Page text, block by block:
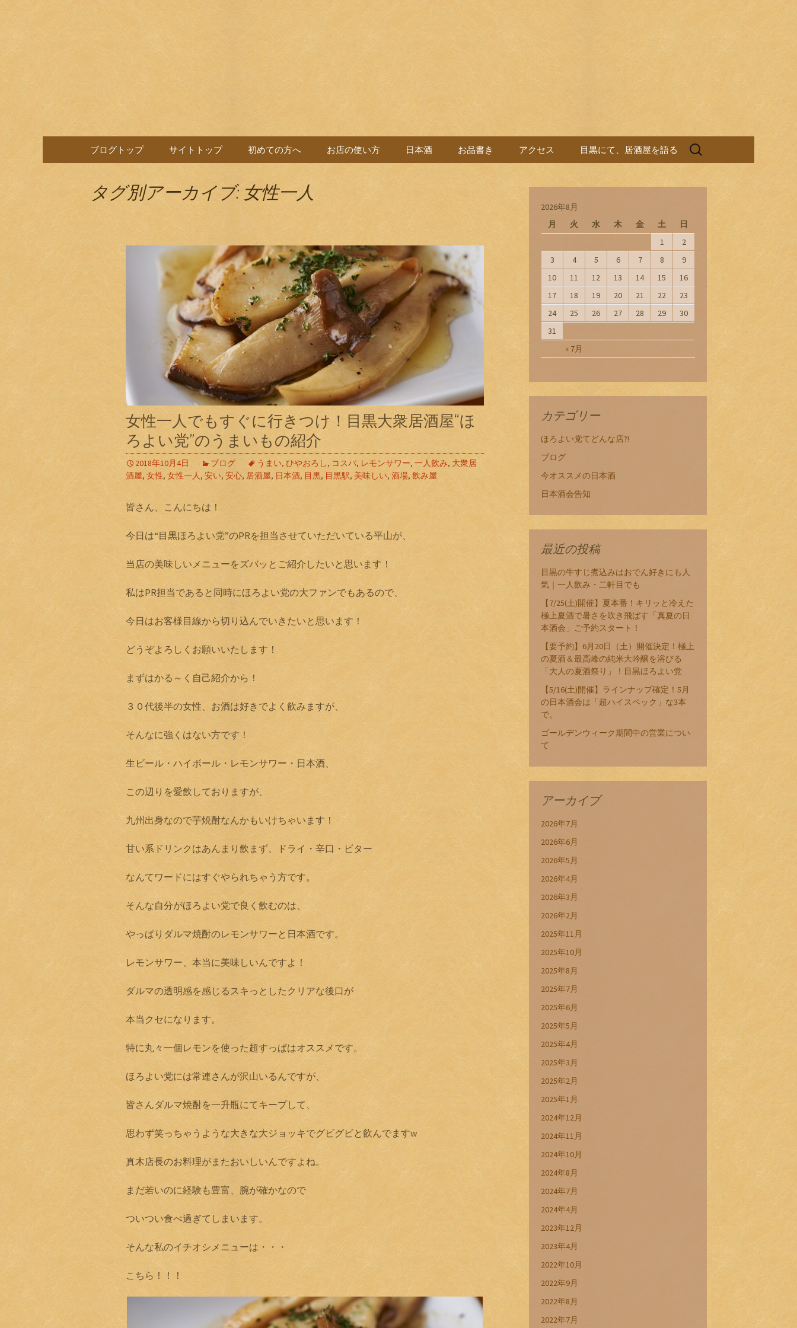
目黒ほろよい党
コンテンツへ移動
ブログトップ サイトトップ 初めての方へ お店の使い方 日本酒 お品書き アクセス 目黒にて、居酒屋を語る
検
タグ別アーカイブ: 女性一人
女性一人でもすぐに行きつけ！目黒大衆居酒屋“ほ
ろよい党”のうまいもの紹介
2018年10月4日 ブログ うまい, ひやおろし, コスパ, レモンサワー, 一人飲み, 大衆居
酒屋, 女性, 女性一人, 安い, 安心, 居酒屋, 日本酒, 目黒, 目黒駅, 美味しい, 酒場, 飲み屋
皆さん、こんにちは！
今日は“目黒ほろよい党”のPRを担当させていただいている平山が、
当店の美味しいメニューをズバッとご紹介したいと思います！
私はPR担当であると同時にほろよい党の大ファンでもあるので、
今日はお客様目線から切り込んでいきたいと思います！
どうぞよろしくお願いいたします！
まずはかる～く自己紹介から！
３０代後半の女性、お酒は好きでよく飲みますが、
そんなに強くはない方です！
生ビール・ハイボール・レモンサワー・日本酒、
この辺りを愛飲しておりますが、
九州出身なので芋焼酎なんかもいけちゃいます！
甘い系ドリンクはあんまり飲まず、ドライ・辛口・ビター
なんてワードにはすぐやられちゃう方です。
そんな自分がほろよい党で良く飲むのは、
やっぱりダルマ焼酎のレモンサワーと日本酒です。
レモンサワー、本当に美味しいんですよ！
ダルマの透明感を感じるスキっとしたクリアな後口が
本当クセになります。
特に丸々一個レモンを使った超すっぱはオススメです。
ほろよい党には常連さんが沢山いるんですが、
皆さんダルマ焼酎を一升瓶にてキープして、
思わず笑っちゃうような大きな大ジョッキでグビグビと飲んでますw
真木店長のお料理がまたおいしいんですよね。
まだ若いのに経験も豊富、腕が確かなので
ついつい食べ過ぎてしまいます。
そんな私のイチオシメニューは・・・
こちら！！！
2026年8月
月
火 水 木 金 土 日
« 7月
1
2
3
4 5 6 7 8
9
10
11 12 13 14 15
16
17
18 19 20 21 22
23
24
25 26 27 28 29
30
31
カテゴリー
ほろよい党てどんな店?!
ブログ
今オススメの日本酒
日本酒会告知
最近の投稿
目黒の牛すじ煮込みはおでん好きにも人
気｜一人飲み・二軒目でも
【7/25(土)開催】夏本番！キリッと冷えた
極上夏酒で暑さを吹き飛ばす「真夏の日
本酒会」ご予約スタート！
【要予約】6月20日（土）開催決定！極上
の夏酒＆最高峰の純米大吟醸を浴びる
「大人の夏酒祭り」！目黒ほろよい党
【5/16(土)開催】ラインナップ確定！5月
の日本酒会は「超ハイスペック」な3本
で。
ゴールデンウィーク期間中の営業につい
て
アーカイブ
2026年7月
2026年6月
2026年5月
2026年4月
2026年3月
2026年2月
2025年11月
2025年10月
2025年8月
2025年7月
2025年6月
2025年5月
2025年4月
2025年3月
2025年2月
2025年1月
2024年12月
2024年11月
2024年10月
2024年8月
2024年7月
2024年4月
2023年12月
2023年4月
2022年10月
2022年9月
2022年8月
2022年7月